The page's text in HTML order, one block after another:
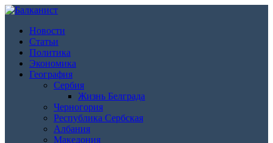
Новости
Статьи
Политика
Экономика
География
Сербия
Жизнь Белграда
Черногория
Республика Сербская
Албания
Македония